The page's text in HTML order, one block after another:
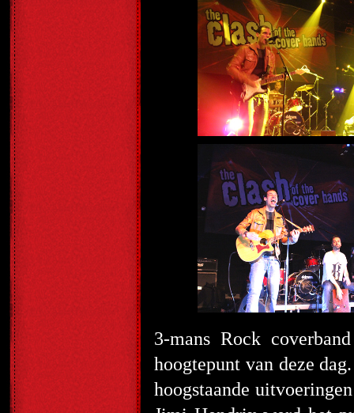
3-mans Rock
hoogtepunt van deze
hoogstaande